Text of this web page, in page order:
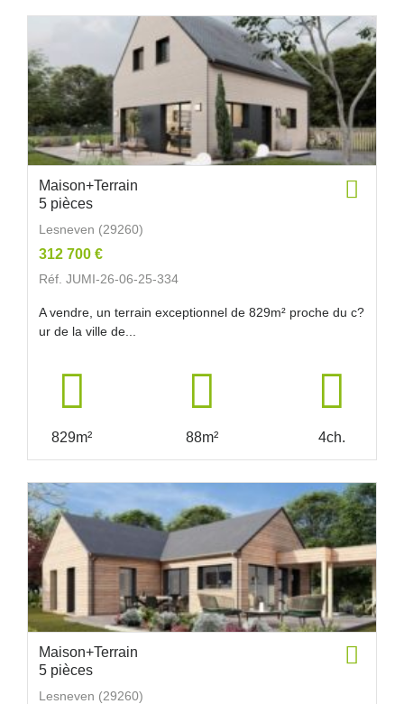
Maison+Terrain
5 pièces
Lesneven (29260)
312 700 €
Réf. JUMI-26-06-25-334
A vendre, un terrain exceptionnel de 829m² proche du c?
ur de la ville de...
829m² 88m² 4ch.
Maison+Terrain
5 pièces
Lesneven (29260)